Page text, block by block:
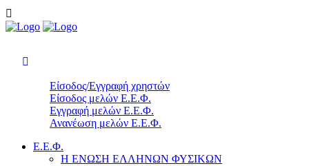
Είσοδος/Εγγραφή χρηστών
Είσοδος μελών Ε.Ε.Φ.
Εγγραφή μελών Ε.Ε.Φ.
Ανανέωση μελών Ε.Ε.Φ.
Ε.Ε.Φ.
Η ΕΝΩΣΗ ΕΛΛΗΝΩΝ ΦΥΣΙΚΩΝ